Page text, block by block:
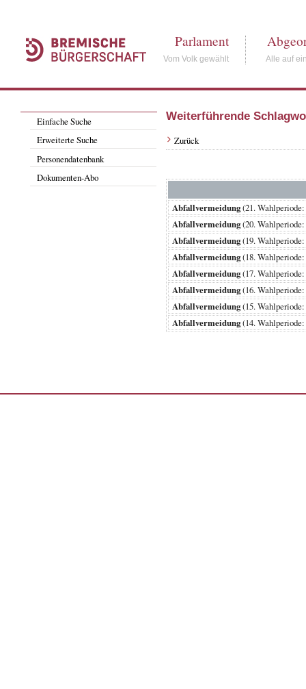
Parlament
Vom Volk gewählt Alle auf
Einfache Suche
Erweiterte Suche
Personendatenbank
Dokumenten-Abo
Weiterführende
Zurück
Abfallvermeidung(21.
Abfallvermeidung(20.
Abfallvermeidung(19.
Abfallvermeidung(18.
Abfallvermeidung(17.
Abfallvermeidung(16.
Abfallvermeidung(15.
Abfallvermeidung(14.